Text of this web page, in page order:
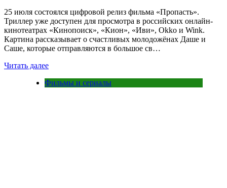
25 июля состоялся цифровой релиз фильма «Пропасть».
Триллер уже доступен для просмотра в российских онлайн-
кинотеатрах «Кинопоиск», «Кион», «Иви», Okko и Wink.
Картина рассказывает о счастливых молодожёнах Даше и
Саше, которые отправляются в большое св…
Читать далее
Фильмы и сериалы